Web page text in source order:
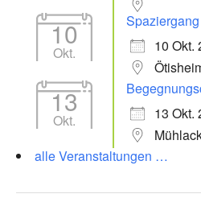
10
Okt.
10 Okt.
13
Okt.
13 Okt.
alle Veranstaltungen …